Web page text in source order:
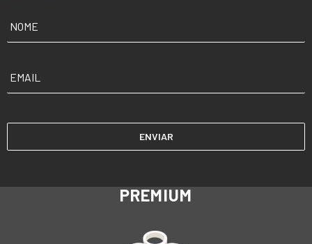
PREMIUM